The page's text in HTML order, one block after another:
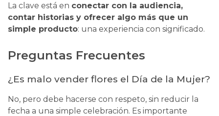
La clave está en conectar con la audiencia,
contar historias y ofrecer algo más que un
simple producto: una experiencia con significado.
Preguntas Frecuentes
¿Es malo vender flores el Día de la Mujer?
No, pero debe hacerse con respeto, sin reducir la
fecha a una simple celebración. Es importante